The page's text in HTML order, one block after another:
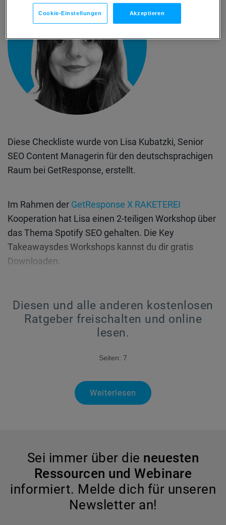
Diese Checkliste wurde von Lisa Kubatzki, Senior
SEO Content Managerin für den deutschsprachigen
Raum bei GetResponse, erstellt.
Im Rahmen der GetResponse X RAKETEREI
Kooperation hat Lisa einen 2-teiligen Workshop über
das Thema Spotify SEO gehalten. Die Key
Takeawaysdes Workshops kannst du dir gratis
Downloaden.
Diesen und alle anderen kostenlosen
Ratgeber freischalten und online
lesen.
Seiten: 7
Weiterlesen
Sei immer über die neuesten
Ressourcen und Webinare
informiert. Melde dich für unseren
Newsletter an!
Cookie-Einstellungen Akzeptieren